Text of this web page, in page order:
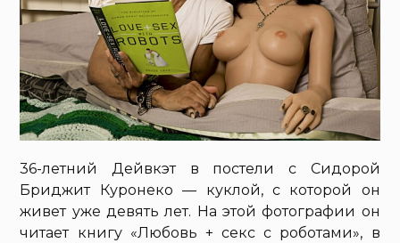
36-летний Дейвкэт в постели с Сидорой
Бриджит Куронеко — куклой, с которой он
живет уже девять лет. На этой фотографии он
читает книгу «Любовь + секс с роботами», в